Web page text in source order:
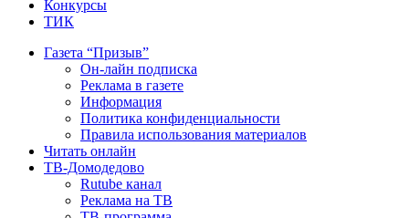
Конкурсы
ТИК
Газета “Призыв”
Он-лайн подписка
Реклама в газете
Информация
Политика конфиденциальности
Правила использования материалов
Читать онлайн
ТВ-Домодедово
Rutube канал
Реклама на ТВ